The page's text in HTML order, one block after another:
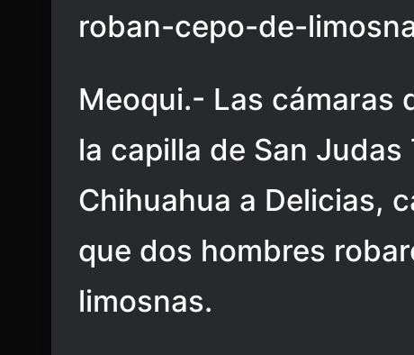
roban-cepo-de-
Meoqui.- Las cámaras
la capilla de San
Chihuahua a Delicias,
que dos hombres
limosnas.